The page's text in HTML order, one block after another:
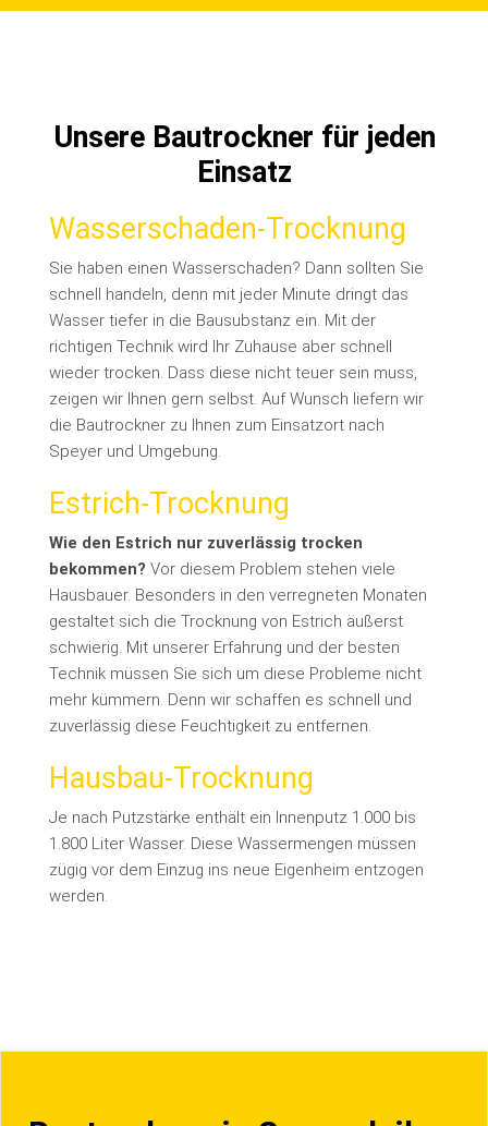
Unsere Bautrockner für jeden
Einsatz
Wasserschaden-Trocknung
Sie haben einen Wasserschaden? Dann sollten Sie
schnell handeln, denn mit jeder Minute dringt das
Wasser tiefer in die Bausubstanz ein. Mit der
richtigen Technik wird Ihr Zuhause aber schnell
wieder trocken. Dass diese nicht teuer sein muss,
zeigen wir Ihnen gern selbst. Auf Wunsch liefern wir
die Bautrockner zu Ihnen zum Einsatzort nach
Speyer und Umgebung.
Estrich-Trocknung
Wie den Estrich nur zuverlässig trocken
bekommen? Vor diesem Problem stehen viele
Hausbauer. Besonders in den verregneten Monaten
gestaltet sich die Trocknung von Estrich äußerst
schwierig. Mit unserer Erfahrung und der besten
Technik müssen Sie sich um diese Probleme nicht
mehr kümmern. Denn wir schaffen es schnell und
zuverlässig diese Feuchtigkeit zu entfernen.
Hausbau-Trocknung
Je nach Putzstärke enthält ein Innenputz 1.000 bis
1.800 Liter Wasser. Diese Wassermengen müssen
zügig vor dem Einzug ins neue Eigenheim entzogen
werden.